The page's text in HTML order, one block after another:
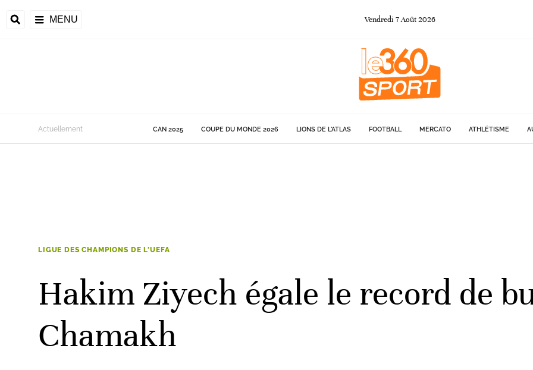
MENU Vendredi 7Août 2026
de la CAF
Actuellement CAN 2025 COUPE DU MONDE 2026 LIONS DE L'ATLAS FOOTBALL MERCATO ATHLÉTISME
LIGUE DES CHAMPIONS DE L'UEFA
Hakim Ziyech égale le record de
Chamakh